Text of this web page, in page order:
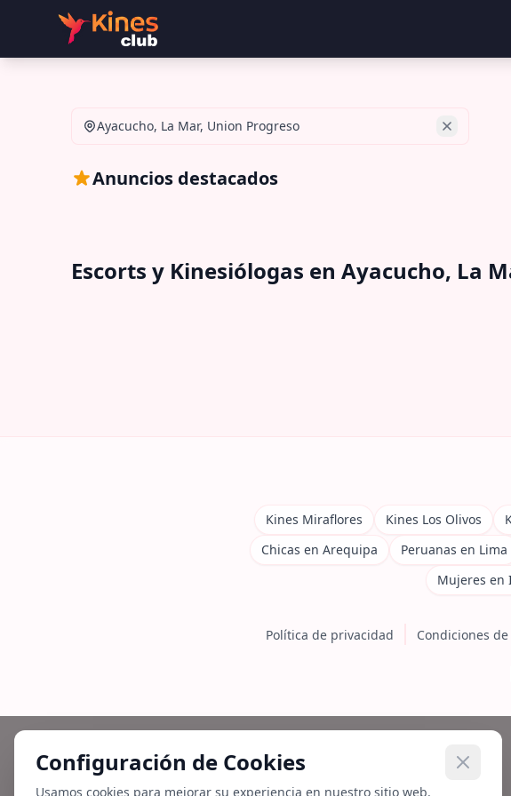
Ayacucho, La Mar, Union Progreso
Anuncios destacados
Escorts y Kinesiólogas en Ayacucho, La
Kines Miraflores Kines Los Olivos
Chicas en Arequipa
Peruanas en Lima
Mujeres en
Política de privacidad Condiciones
Configuración de Cookies
Usamos cookies para mejorar su experiencia en nuestro sitio web.